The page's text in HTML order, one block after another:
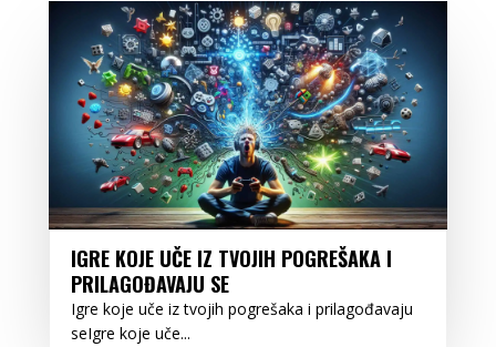
IGRE KOJE UČE IZ TVOJIH POGREŠAKA I
PRILAGOĐAVAJU SE
Igre koje uče iz tvojih pogrešaka i prilagođavaju
seIgre koje uče...